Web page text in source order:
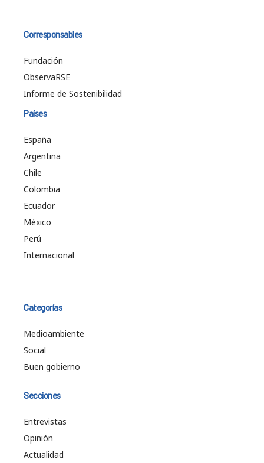
Corresponsables
Fundación
ObservaRSE
Informe de Sostenibilidad
Países
España
Argentina
Chile
Colombia
Ecuador
México
Perú
Internacional
Categorías
Medioambiente
Social
Buen gobierno
Secciones
Entrevistas
Opinión
Actualidad